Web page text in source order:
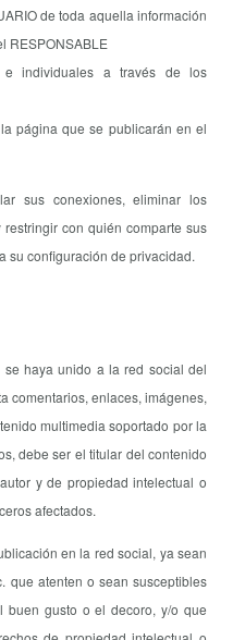
de toda aquella información
RESPONSABLE
e individuales a través de los
página que se publicarán en el
sus conexiones, eliminar los
con quién comparte sus
su configuración de privacidad.
haya unido a la red social del
comentarios, enlaces, imágenes,
multimedia soportado por la
debe ser el titular del contenido
y de propiedad intelectual o
afectados.
en la red social, ya sean
que atenten o sean susceptibles
buen gusto o el decoro, y/o que